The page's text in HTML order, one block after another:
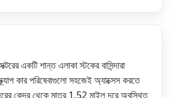
একটি শান্ত এলাকা স্টকের বাসিন্দারা
কার পরিষেবাগুলো সহজেই অ্যাক্সেস করতে
কেন্দ্র থেকে মাত্র 1.52 মাইল দূরে অবস্থিত